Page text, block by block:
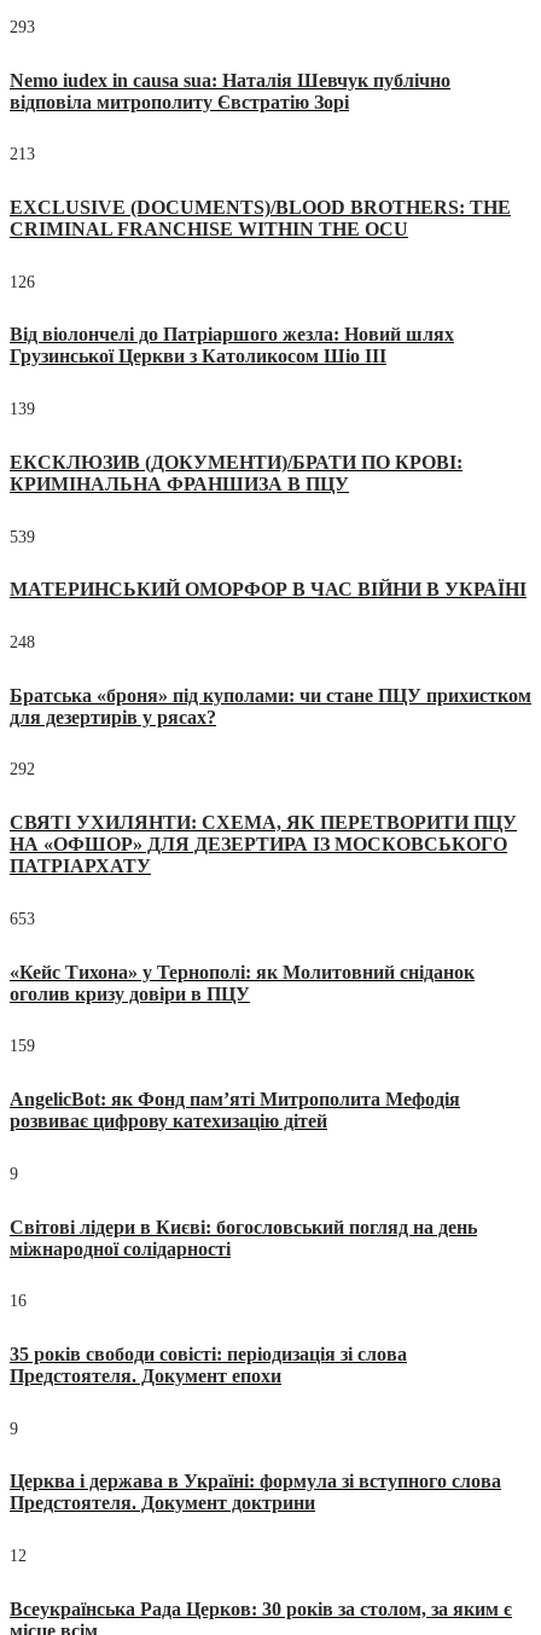
293
Nemo iudex in causa sua: Наталія Шевчук публічно
відповіла митрополиту Євстратію Зорі
213
EXCLUSIVE (DOCUMENTS)/BLOOD BROTHERS: THE
CRIMINAL FRANCHISE WITHIN THE OCU
126
Від віолончелі до Патріаршого жезла: Новий шлях
Грузинської Церкви з Католикосом Шіо III
139
ЕКСКЛЮЗИВ (ДОКУМЕНТИ)/БРАТИ ПО КРОВІ:
КРИМІНАЛЬНА ФРАНШИЗА В ПЦУ
539
МАТЕРИНСЬКИЙ ОМОРФОР В ЧАС ВІЙНИ В УКРАЇНІ
248
Братська «броня» під куполами: чи стане ПЦУ прихистком
для дезертирів у рясах?
292
СВЯТІ УХИЛЯНТИ: СХЕМА, ЯК ПЕРЕТВОРИТИ ПЦУ
НА «ОФШОР» ДЛЯ ДЕЗЕРТИРА ІЗ МОСКОВСЬКОГО
ПАТРІАРХАТУ
653
«Кейс Тихона» у Тернополі: як Молитовний сніданок
оголив кризу довіри в ПЦУ
159
AngelicBot: як Фонд пам’яті Митрополита Мефодія
розвиває цифрову катехизацію дітей
9
Світові лідери в Києві: богословський погляд на день
міжнародної солідарності
16
35 років свободи совісті: періодизація зі слова
Предстоятеля. Документ епохи
9
Церква і держава в Україні: формула зі вступного слова
Предстоятеля. Документ доктрини
12
Всеукраїнська Рада Церков: 30 років за столом, за яким є
місце всім